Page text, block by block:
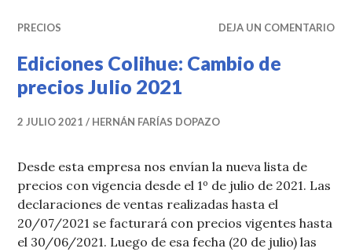
PRECIOS DEJA UN COMENTARIO
Ediciones Colihue: Cambio de
precios Julio 2021
2 JULIO 2021 HERNÁN FARÍAS DOPAZO
Desde esta empresa nos envían la nueva lista de
precios con vigencia desde el 1º de julio de 2021. Las
declaraciones de ventas realizadas hasta el
20/07/2021 se facturará con precios vigentes hasta
el 30/06/2021. Luego de esa fecha (20 de julio) las